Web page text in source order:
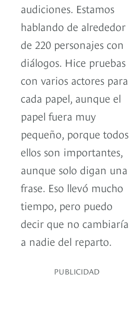
audiciones. Estamos
hablando de alrededor
de 220 personajes con
diálogos. Hice pruebas
con varios actores para
cada papel, aunque el
papel fuera muy
pequeño, porque todos
ellos son importantes,
aunque solo digan una
frase. Eso llevó mucho
tiempo, pero puedo
decir que no cambiaría
a nadie del reparto.
PUBLICIDAD